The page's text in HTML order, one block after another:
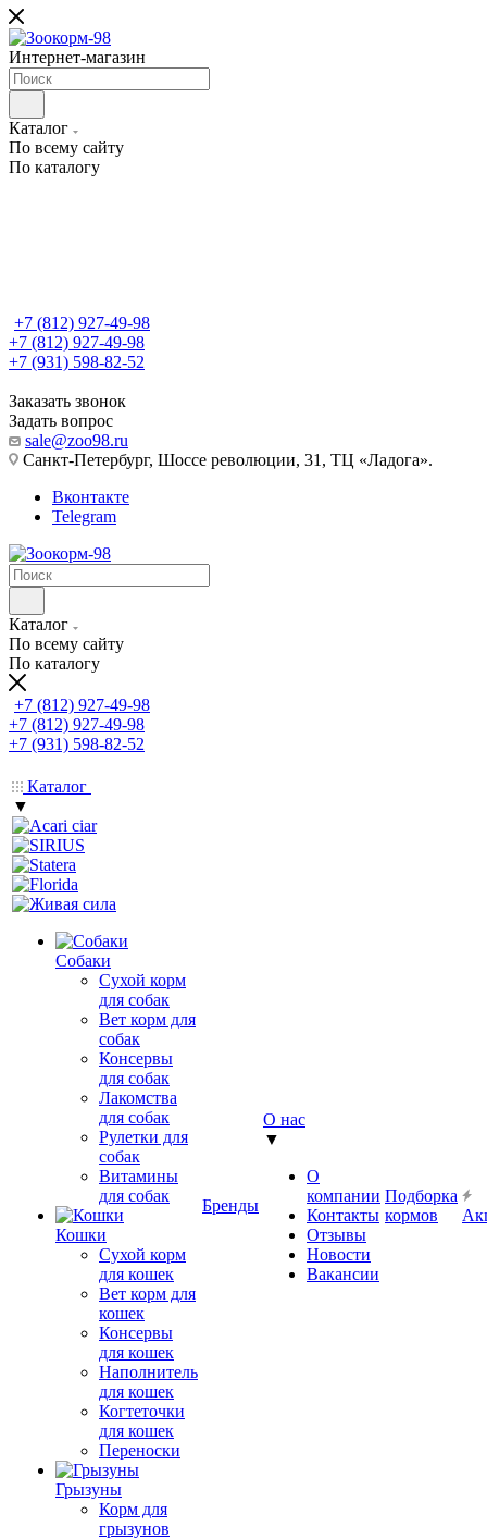
Интернет-магазин
Каталог
По всему сайту
По каталогу
+7 (812) 927-49-98
+7 (812) 927-49-98
+7 (931) 598-82-52
Заказать звонок
Задать вопрос
sale@zoo98.ru
Санкт-Петербург, Шоссе революции, 31, ТЦ «Ладога».
Вконтакте
Telegram
Каталог
По всему сайту
По каталогу
+7 (812) 927-49-98
+7 (812) 927-49-98
+7 (931) 598-82-52
Каталог
▼
Собаки
Сухой корм
для собак
Вет корм для
собак
Консервы
для собак
Лакомства
для собак
Рулетки для
собак
Витамины
для собак
Кошки
Сухой корм
для кошек
Вет корм для
кошек
Консервы
для кошек
Наполнитель
для кошек
Когтеточки
для кошек
Переноски
Грызуны
Корм для
грызунов
Бренды
О нас
▼
О
компании
Контакты
Отзывы
Новости
Вакансии
Подборка
кормов